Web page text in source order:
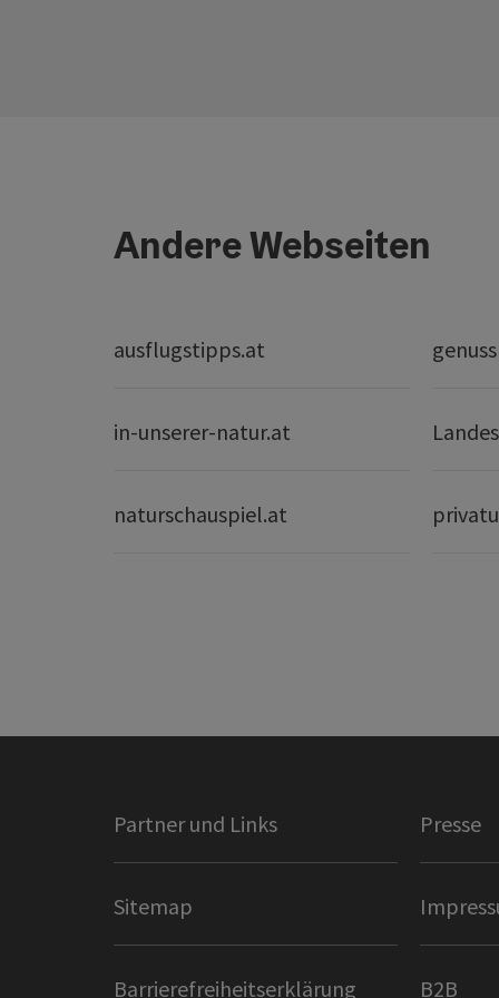
Andere Webseiten
ausflugstipps.at
in-unserer-natur.at
naturschauspiel.at
Partner und Links Presse
Sitemap
Barrierefreiheitserklärung B2B